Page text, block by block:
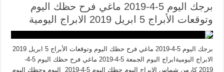
برجك اليوم 5-4-2019 ماغي فرح حظك اليوم
وتوقعات الأبراج 5 ابريل 2019 الابراج اليومية
برجك اليوم 5-4-2019 ماغي فرح حظك اليوم وتوقعات الأبراج 5 ابريل 2019
الابراج اليوميةابراج اليوم الجمعة 5-4-2019 ماغي فرح حظك اليوم 5-4-
2019 كارمن شماس الابراج اليوم حظك اليوم 5-4-2019 اليوم وحظك اليوم